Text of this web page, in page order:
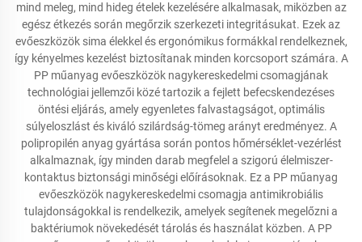
mind meleg, mind hideg ételek kezelésére alkalmasak, miközben az
egész étkezés során megőrzik szerkezeti integritásukat. Ezek az
evőeszközök sima élekkel és ergonómikus formákkal rendelkeznek,
így kényelmes kezelést biztosítanak minden korcsoport számára. A
PP műanyag evőeszközök nagykereskedelmi csomagjának
technológiai jellemzői közé tartozik a fejlett befecskendezéses
öntési eljárás, amely egyenletes falvastagságot, optimális
súlyeloszlást és kiváló szilárdság-tömeg arányt eredményez. A
polipropilén anyag gyártása során pontos hőmérséklet-vezérlést
alkalmaznak, így minden darab megfelel a szigorú élelmiszer-
kontaktus biztonsági minőségi előírásoknak. Ez a PP műanyag
evőeszközök nagykereskedelmi csomagja antimikrobiális
tulajdonságokkal is rendelkezik, amelyek segítenek megelőzni a
baktériumok növekedését tárolás és használat közben. A PP